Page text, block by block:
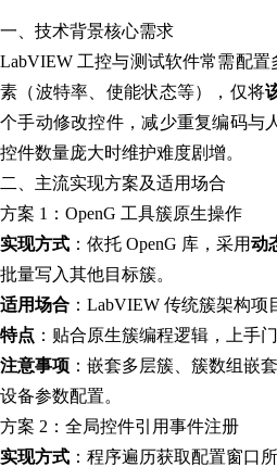
一、技术背景核心需求
LabVIEW 工控与测试软件常需配
素（波特率、使能状态等），仅将
个手动修改控件，减少重复编码与
控件数量庞大时维护难度剧增。
二、主流实现方案及适用场合
方案 1：OpenG 工具簇原生操作
实现方式 ：依托 OpenG 库，采用动
批量写入其他目标簇。
适用场合 ：LabVIEW 传统簇架构
特点 ：贴合原生簇编程逻辑，上手
注意事项 ：嵌套多层簇、簇数组嵌
设备参数配置。
方案 2：全局控件引用事件注册
实现方式 ：程序遍历获取配置窗口